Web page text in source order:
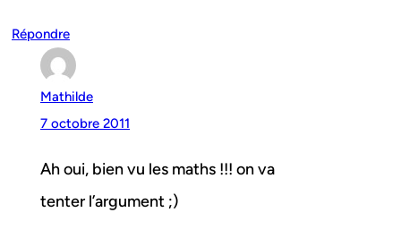
Répondre
Mathilde
7 octobre 2011
Ah oui, bien vu les maths !!! on va
tenter l’argument ;)